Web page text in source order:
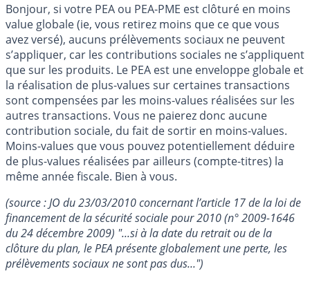
Bonjour, si votre PEA ou PEA-PME est clôturé en moins
value globale (ie, vous retirez moins que ce que vous
avez versé), aucuns prélèvements sociaux ne peuvent
s’appliquer, car les contributions sociales ne s’appliquent
que sur les produits. Le PEA est une enveloppe globale et
la réalisation de plus-values sur certaines transactions
sont compensées par les moins-values réalisées sur les
autres transactions. Vous ne paierez donc aucune
contribution sociale, du fait de sortir en moins-values.
Moins-values que vous pouvez potentiellement déduire
de plus-values réalisées par ailleurs (compte-titres) la
même année fiscale. Bien à vous.
(source : JO du 23/03/2010 concernant l’article 17 de la loi de
financement de la sécurité sociale pour 2010 (n° 2009-1646
du 24 décembre 2009) "...si à la date du retrait ou de la
clôture du plan, le PEA présente globalement une perte, les
prélèvements sociaux ne sont pas dus...")